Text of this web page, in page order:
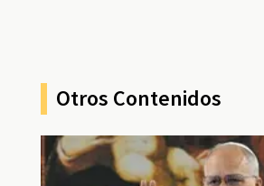
Otros Contenidos